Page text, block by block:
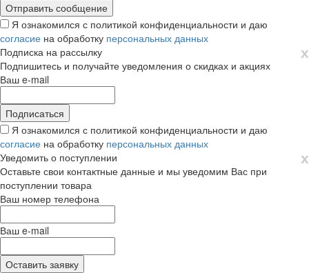
Я ознакомился с политикой конфиденциальности и даю
согласие на обработку персональных данных
х
Подписка на рассылку
Подпишитесь и получайте уведомления о скидках и акциях
Ваш e-mail
Я ознакомился с политикой конфиденциальности и даю
согласие на обработку персональных данных
х
Уведомить о поступлении
Оставьте свои контактные данные и мы уведомим Вас при
поступлении товара
Ваш номер телефона
Ваш e-mail